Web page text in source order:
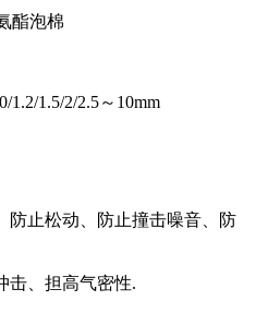
1.2/1.5/2/2.5～10mm
止松动、防止撞击噪音、防
击、担高气密性.